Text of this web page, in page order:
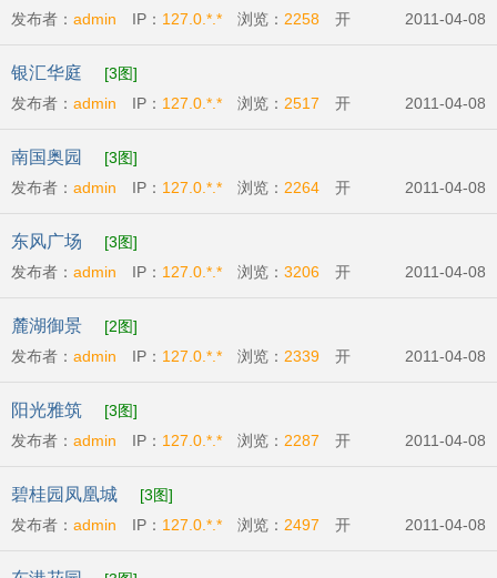
发布者： admin IP： 127.0.*.* 浏览： 2258 开
间:2011-04-16
2011-04-08
银汇华庭
[3图]
发布者： admin IP： 127.0.*.* 浏览： 2517 开
04-09
2011-04-08
南国奥园
[3图]
发布者： admin IP： 127.0.*.* 浏览： 2264 开
时间:2011-04-07
2011-04-08
东风广场
[3图]
发布者： admin IP： 127.0.*.* 浏览： 3206 开
间:2011-04-09
2011-04-08
麓湖御景
[2图]
发布者： admin IP： 127.0.*.* 浏览： 2339 开
间:2011-04-07
2011-04-08
阳光雅筑
[3图]
发布者： admin IP： 127.0.*.* 浏览： 2287 开
04-09
2011-04-08
碧桂园凤凰城
[3图]
发布者： admin IP： 127.0.*.* 浏览： 2497 开
2011-04-08